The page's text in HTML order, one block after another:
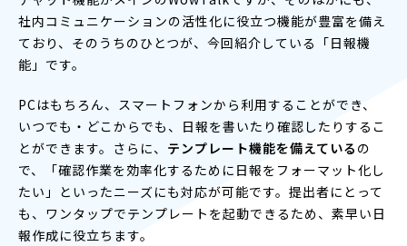
社内コミュニケーションの活性化に役立つ機能が豊富を備え
ており、そのうちのひとつが、今回紹介している「日報機
能」です。
PCはもちろん、スマートフォンから利用することができ、
いつでも・どこからでも、日報を書いたり確認したりするこ
とができます。さらに、 テンプレート機能を備えている の
で、「確認作業を効率化するために日報をフォーマット化し
たい」といったニーズにも対応が可能です。提出者にとって
も、ワンタップでテンプレートを起動できるため、素早い日
報作成に役立ちます。